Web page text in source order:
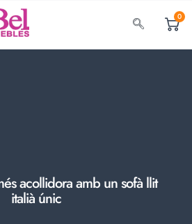
0
acollidora amb un sofà llit
italià únic